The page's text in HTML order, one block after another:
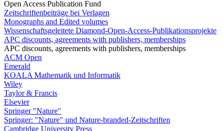
Open Access Publication Fund
Zeitschriftenbeiträge bei Verlagen
Monographs and Edited volumes
Wissenschaftsgeleitete Diamond-Open-Access-Publikationsprojekte
APC discounts, agreements with publishers, memberships
APC discounts, agreements with publishers, memberships
ACM Open
Emerald
KOALA Mathematik und Informatik
Wiley
Taylor & Francis
Elsevier
Springer "Nature"
Springer: "Nature" und Nature-branded-Zeitschriften
Cambridge University Press